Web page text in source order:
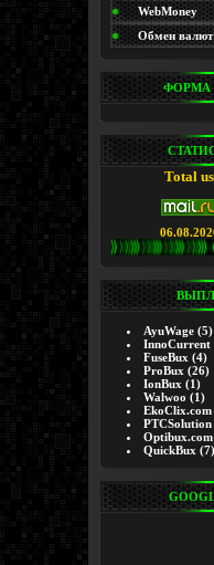
WebMoney
Обмен валют
ФОРМА
Total
AyuWage (5)
InnoCurrent
FuseBux (4)
ProBux (26)
IonBux (1)
Walwoo (1)
EkoClix.com
PTCSolution
Optibux.com
QuickBux (7)